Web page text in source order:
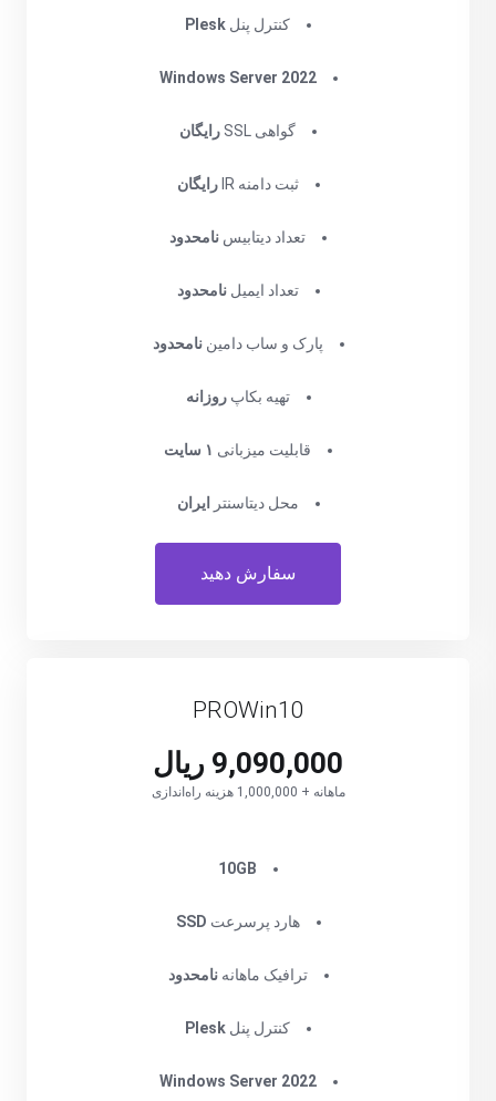
کنترل پنل Plesk
Windows Server 2022
گواهی SSL رایگان
ثبت دامنه IR رایگان
تعداد دیتابیس نامحدود
تعداد ایمیلنامحدود
پارک و ساب دامیننامحدود
تهیه بکاپروزانه
قابلیت میزبانی ۱ سایت
محل دیتاسنتر ایران
سفارش دهید
PROWin10
9,090,000 ریال
ماهانه + 1,000,000 هزینه راه‌اندازی
‌10GB
هارد پرسرعت SSD
ترافیک ماهانهنامحدود
کنترل پنل Plesk
Windows Server 2022